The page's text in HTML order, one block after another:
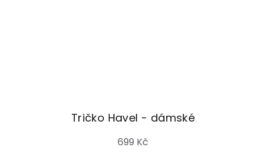
Tričko Havel - dámské
699 Kč